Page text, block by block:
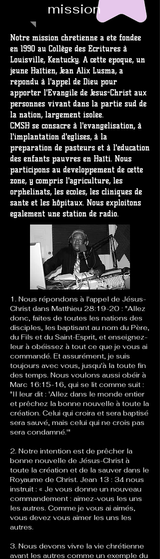
mission
Notre mission chrétienne a été fondée
en 1990 au Collège des Écritures à
Louisville, Kentucky. A cette époque, un
jeune Haïtien, Jean Alix Lusma, a
répondu à l'appel de Dieu pour
apporter l'Evangile de Jésus-Christ aux
personnes vivant dans la partie sud de
la nation, largement isolée.
CMSH se consacre à l'évangélisation, à
l'implantation d'églises, à la
préparation de pasteurs et à l'éducation
des enfants pauvres en Haïti. Nous
participons au développement de cette
zone, y compris l'agriculture, les
orphelinats, les écoles, les cliniques de
santé et les hôpitaux. Nous exploitons
également une station de radio.
1. Nous répondons à l'appel de Jésus-
Christ dans Matthieu 28:19-20 : "Allez
donc, faites de toutes les nations des
disciples, les baptisant au nom du Père,
du Fils et du Saint-Esprit, et enseignez-
leur à obéissez à tout ce que je vous ai
commandé. Et assurément, je suis
toujours avec vous, jusqu'à la toute fin
des temps. Nous voulons aussi obéir à
Marc 16:15-16, qui se lit comme suit :
"Il leur dit : 'Allez dans le monde entier
et prêchez la bonne nouvelle à toute la
création. Celui qui croira et sera baptisé
sera sauvé, mais celui qui ne crois pas
sera condamné.'"
2. Notre intention est de prêcher la
bonne nouvelle de Jésus-Christ à
toute la création et de la sauver dans le
Royaume de Christ. Jean 13 : 34 nous
instruit : « Je vous donne un nouveau
commandement : aimez-vous les uns
les autres. Comme je vous ai aimés,
vous devez vous aimer les uns les
autres.
3. Nous devons vivre la vie chrétienne
avant les autres comme un exemple du